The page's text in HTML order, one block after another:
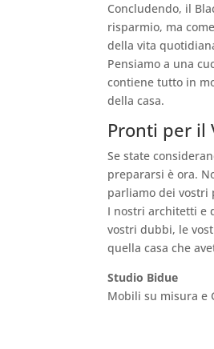
Concludendo, il
risparmio, ma
della vita
Pensiamo a una
contiene tutto in
della casa.
Pronti per il
Se state
prepararsi è ora.
parliamo dei vostri
I nostri architetti e
vostri dubbi, le
quella casa che
Studio Bidue
Mobili su misura e